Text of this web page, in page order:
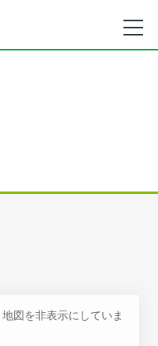
図を非表示にしていま